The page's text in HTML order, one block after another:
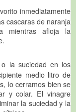
inmediatamente
cascaras de naranja
mientras afloja la
la suciedad en los
medio litro de
lo cerramos bien se
y colar. El vinagre
la suciedad y la